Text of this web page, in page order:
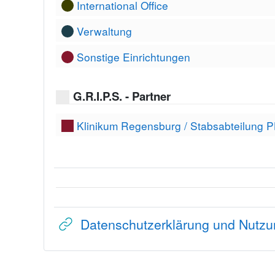
International Office
Verwaltung
Sonstige Einrichtungen
G.R.I.P.S. - Partner
Klinikum Regensburg / Stabsabteilung
Datenschutzerklärung und